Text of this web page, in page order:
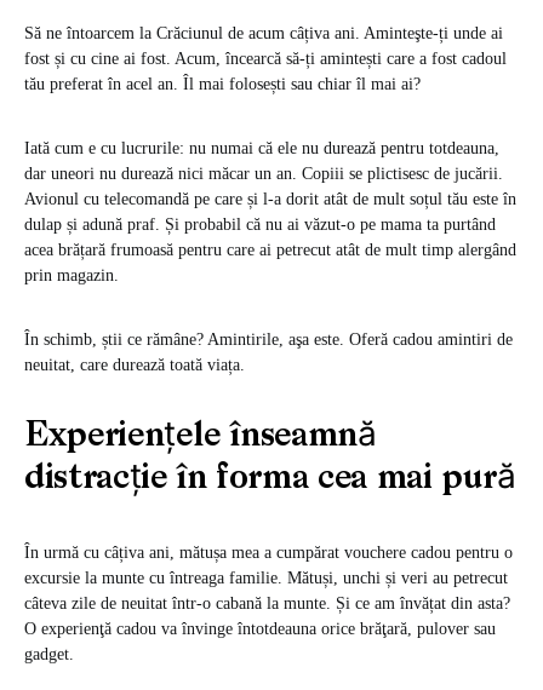
Să ne întoarcem la Crăciunul de acum câțiva ani. Aminteşte-ți unde ai
fost și cu cine ai fost. Acum, încearcă să-ți amintești care a fost cadoul
tău preferat în acel an. Îl mai folosești sau chiar îl mai ai?
Iată cum e cu lucrurile: nu numai că ele nu durează pentru totdeauna,
dar uneori nu durează nici măcar un an. Copiii se plictisesc de jucării.
Avionul cu telecomandă pe care și l-a dorit atât de mult soțul tău este în
dulap și adună praf. Și probabil că nu ai văzut-o pe mama ta purtând
acea brățară frumoasă pentru care ai petrecut atât de mult timp alergând
prin magazin.
În schimb, știi ce rămâne? Amintirile, aşa este. Oferă cadou amintiri de
neuitat, care durează toată viața.
Experiențele înseamnă
distracție în forma cea mai pură
În urmă cu câțiva ani, mătușa mea a cumpărat vouchere cadou pentru o
excursie la munte cu întreaga familie. Mătuși, unchi și veri au petrecut
câteva zile de neuitat într-o cabană la munte. Și ce am învățat din asta?
O experienţă cadou va învinge întotdeauna orice brăţară, pulover sau
gadget.